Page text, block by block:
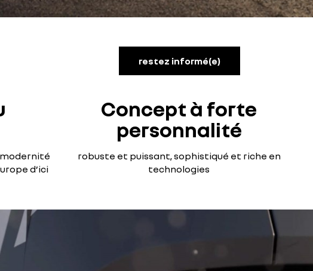
restez informé(e)
d’ici
Concept à forte
personnalité
robuste et puissant, sophistiqué et riche en
technologies